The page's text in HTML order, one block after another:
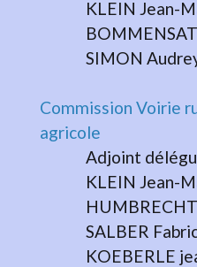
KLEIN Jean-
SIMON
Commission Voirie
agricole
Adjoint délégué
KLEIN Jean-
HUMBRECHT
SALBER
KOEBERLE